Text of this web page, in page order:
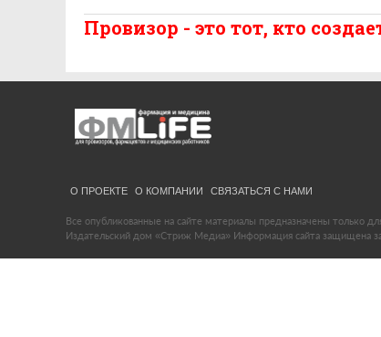
Провизор - это тот, кто
О ПРОЕКТЕ О КОМПАНИИ СВЯЗАТЬСЯ С НАМИ
Все опубликованные на сайте материалы предназначены только
Издательский дом «Стриж Медиа» Информация сайта защищена